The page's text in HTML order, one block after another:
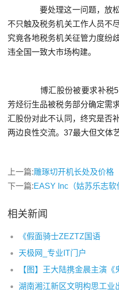
不只触及税务机关工作人员不
究竟各地税务机关征管力度纷
芳烃衍生品被税务部分确定需
汇股份对此不认同，终究是否
上一篇:雕琢切开机长处及价格
下一篇:EASY Inc（姑苏乐志软
相关新闻
《假面骑士ZEZTZ国语
天极网_专业IT门户